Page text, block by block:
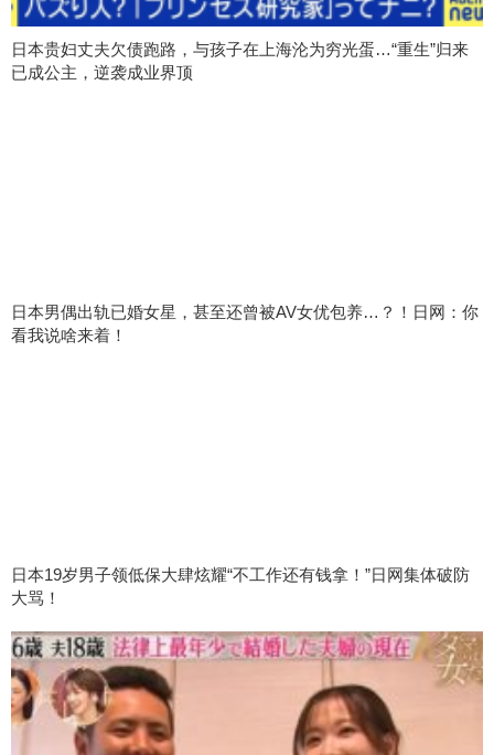
日本贵妇丈夫欠债跑路，与孩子在上海沦为穷光蛋…“重生”归来
已成公主，逆袭成业界顶
日本男偶出轨已婚女星，甚至还曾被AV女优包养…？！日网：你
看我说啥来着！
日本19岁男子领低保大肆炫耀“不工作还有钱拿！”日网集体破防
大骂！